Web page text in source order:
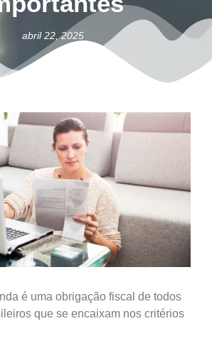
abril 22, 2025
é uma obrigação fiscal de todos
que se encaixam nos critérios